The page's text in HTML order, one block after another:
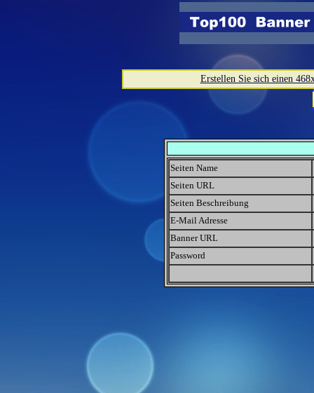
Erstellen Sie sich einen
Seiten Name
Seiten URL
Seiten Beschreibung
E-Mail Adresse
Banner URL
Password